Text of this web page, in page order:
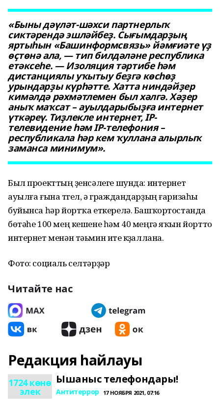
«Быны дәүләт-шәхси партнерлыҡ
сиктәрендә эшләйбеҙ. Сығымдарҙың
яртыһын «Башинформсвязь» йәмғиәте үҙ
өҫтөнә ала, — тип билдәләне республика
етәксеһе. — Изоляция тәртибе һәм
дистанциялы уҡытыу беҙгә көсһөҙ
урындарҙы күрһәтте. Хатта ниндәйҙер
кимәлдә рәхмәтлемен был хәлгә. Хәҙер
аныҡ маҡсат – ауылдарыбыҙға интернет
үткәреү. Тиҙлекле интернет, IP-
телевидение һәм IP-телефония –
республикала һәр кем ҡуллана алырлыҡ
заманса минимум».
Был проекттың үҙенсәлеге шунда: интернет
ауылға ғына түгел, ә граждандарҙың ғаризаһы
буйынса һәр йортҡа еткерелә. Башҡортостанда
бөтәһе 100 мең кешене һәм 40 меңгә яҡын йортто
интернет менән тәьмин итеү күҙаллана.
Фото: социаль селтәрҙәр
Читайте нас
Редакция һайлауы
1724 көнө
элек
Ышаныс телефондары!
Антитеррор 17 НОЯБРЯ 2021, 07:16